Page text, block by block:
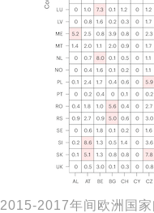
2015-2017年间欧洲国